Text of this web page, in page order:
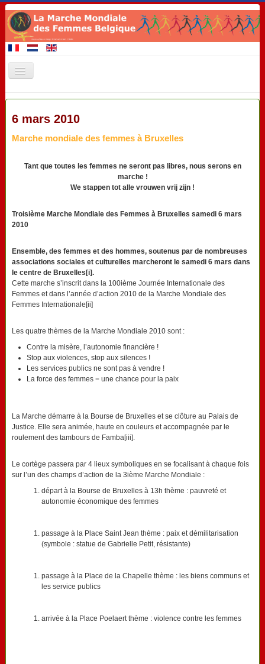
Accueil
Membres de la Marche
A venir 2020
Contact
6 mars 2010
Marche mondiale des femmes à Bruxelles
Tant que toutes les femmes ne seront pas libres, nous serons en
marche !
We stappen tot alle vrouwen vrij zijn !
Troisième Marche Mondiale des Femmes à Bruxelles samedi 6 mars
2010
Ensemble, des femmes et des hommes, soutenus par de nombreuses
associations sociales et culturelles marcheront le samedi 6 mars dans
le centre de Bruxelles[i].
Cette marche s’inscrit dans la 100ième Journée Internationale des
Femmes et dans l’année d’action 2010 de la Marche Mondiale des
Femmes Internationale[ii]
Les quatre thèmes de la Marche Mondiale 2010 sont :
Contre la misère, l’autonomie financière !
Stop aux violences, stop aux silences !
Les services publics ne sont pas à vendre !
La force des femmes = une chance pour la paix
La Marche démarre à la Bourse de Bruxelles et se clôture au Palais de
Justice. Elle sera animée, haute en couleurs et accompagnée par le
roulement des tambours de Famba[iii].
Le cortège passera par 4 lieux symboliques en se focalisant à chaque fois
sur l’un des champs d’action de la 3ième Marche Mondiale :
départ à la Bourse de Bruxelles à 13h thème : pauvreté et
autonomie économique des femmes
passage à la Place Saint Jean thème : paix et démilitarisation
(symbole : statue de Gabrielle Petit, résistante)
passage à la Place de la Chapelle thème : les biens communs et
les service publics
arrivée à la Place Poelaert thème : violence contre les femmes